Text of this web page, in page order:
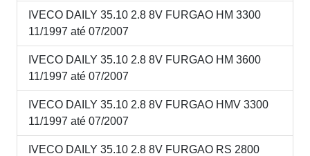
IVECO DAILY 35.10 2.8 8V FURGAO HM 3300
11/1997 até 07/2007
IVECO DAILY 35.10 2.8 8V FURGAO HM 3600
11/1997 até 07/2007
IVECO DAILY 35.10 2.8 8V FURGAO HMV 3300
11/1997 até 07/2007
IVECO DAILY 35.10 2.8 8V FURGAO RS 2800